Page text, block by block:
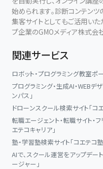
始められます。診断コンテンツ
集客サイトとしてもご活用いた
プ企業のGMOメディア株式会
関連サービス
ロボット・プログラミング教室ポ
プログラミング・生成AI・WEBデ
ンパス」
ドローンスクール検索サイト「コ
転職エージェント・転職サイト・
エテコキャリア」
塾・学習塾検索サイト「コエテコ
AIで、スクール運営をアップデー
ージャー」